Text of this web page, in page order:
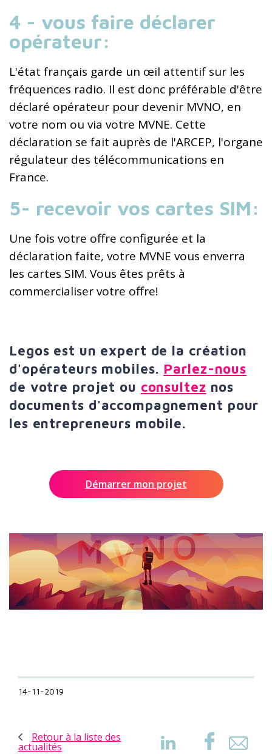
4 - vous faire déclarer
opérateur:
L'état français garde un œil attentif sur les
fréquences radio. Il est donc préférable d'être
déclaré opérateur pour devenir MVNO, en
votre nom ou via votre MVNE. Cette
déclaration se fait auprès de l'ARCEP, l'organe
régulateur des télécommunications en
France.
5- recevoir vos cartes SIM:
Une fois votre offre configurée et la
déclaration faite, votre MVNE vous enverra
les cartes SIM. Vous êtes prêts à
commercialiser votre offre!
Legos est un expert de la création
d'opérateurs mobiles. Parlez-nous
de votre projet ou consultez nos
documents d'accompagnement pour
les entrepreneurs mobile.
Démarrer mon projet
14-11-2019
Retour à la liste des
actualités